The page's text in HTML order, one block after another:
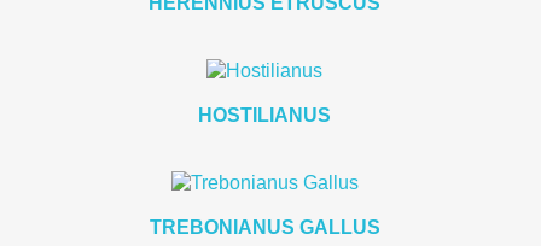
HOSTILIANUS
TREBONIANUS GALLUS